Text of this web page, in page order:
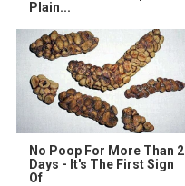
Plain...
No Poop For More Than 2
Days - It's The First Sign
Of